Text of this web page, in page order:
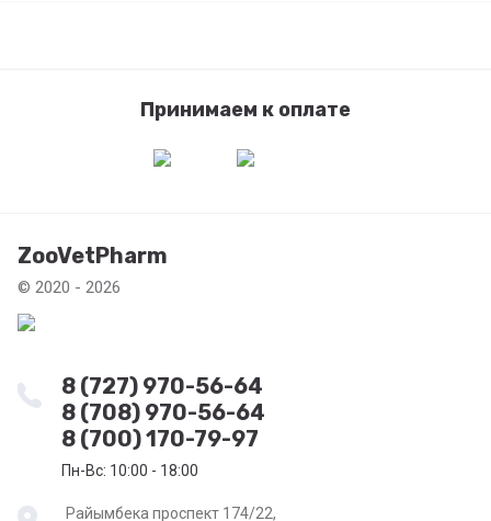
Принимаем к оплате
ZooVetPharm
© 2020 - 2026
8 (727) 970-56-64
8 (708) 970-56-64
8 (700) 170-79-97
Пн-Вс: 10:00 - 18:00
Райымбека проспект 174/22,